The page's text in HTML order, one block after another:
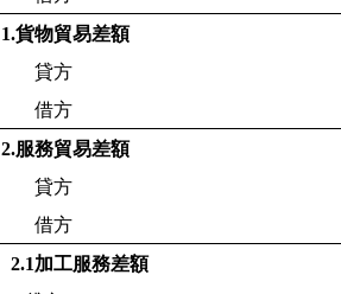
1.貨物貿易差額
貸方
借方
2.服務貿易差額
貸方
借方
2.1加工服務差額